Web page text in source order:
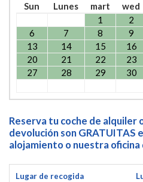
Sun
Lunes mart wed
1
2
6
7 8 9
13
14 15 16
20
21 22 23
27
28 29 30
Reserva tu coche de alquiler
devolución son GRATUITAS
alojamiento o nuestra oficina
Lugar de recogida